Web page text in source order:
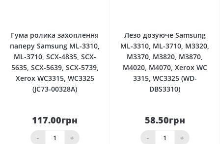
Гума ролика захоплення
паперу Samsung ML-3310,
ML-3710, SCX-4835, SCX-
5635, SCX-5639, SCX-5739,
Xerox WC3315, WC3325
(JC73-00328A)
117.00грн
- +
Лезо дозуюче Samsung
ML-3310, ML-3710, M3320,
M3370, M3820, M3870,
M4020, M4070, Xerox WC
3315, WC3325 (WD-
DBS3310)
58.50грн
- +